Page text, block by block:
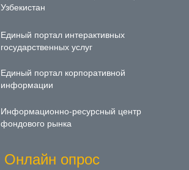
Узбекистан
Единый портал интерактивных
государственных услуг
Единый портал корпоративной
информации
Информационно-ресурсный центр
фондового рынка
Онлайн опрос